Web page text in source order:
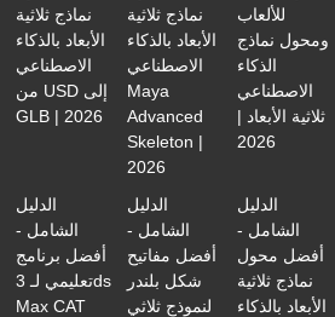
نماذج ثلاثية
الأبعاد بالذكاء
الاصطناعي
من USD إلى
GLB | 2026
نماذج ثلاثية
الأبعاد بالذكاء
الاصطناعي
Maya
Advanced
Skeleton |
2026
للألعاب
ومحول نماذج
الذكاء
الاصطناعي
ثلاثية الأبعاد |
2026
الدليل
الشامل -
أفضل برنامج
تعليمي لـ 3ds
Max CAT
الدليل
الشامل -
أفضل مفاتيح
شكل بلندر
لنموذج ثلاثي
الدليل
الشامل -
أفضل محول
نماذج ثلاثية
الأبعاد بالذكاء